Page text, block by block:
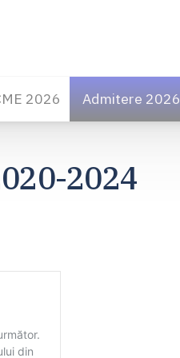
2026 Admitere 2026
2024